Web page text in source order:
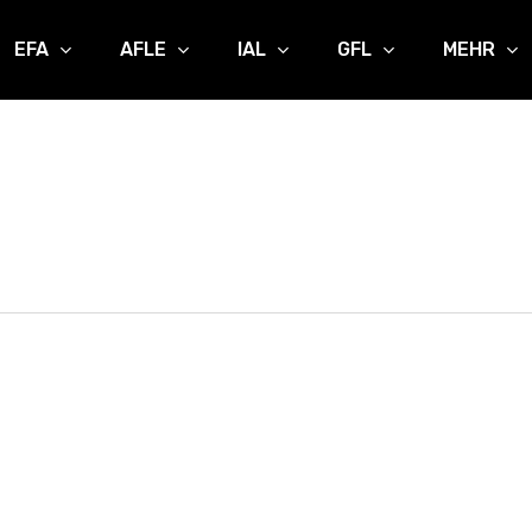
EFA AFLE IAL GFL MEHR